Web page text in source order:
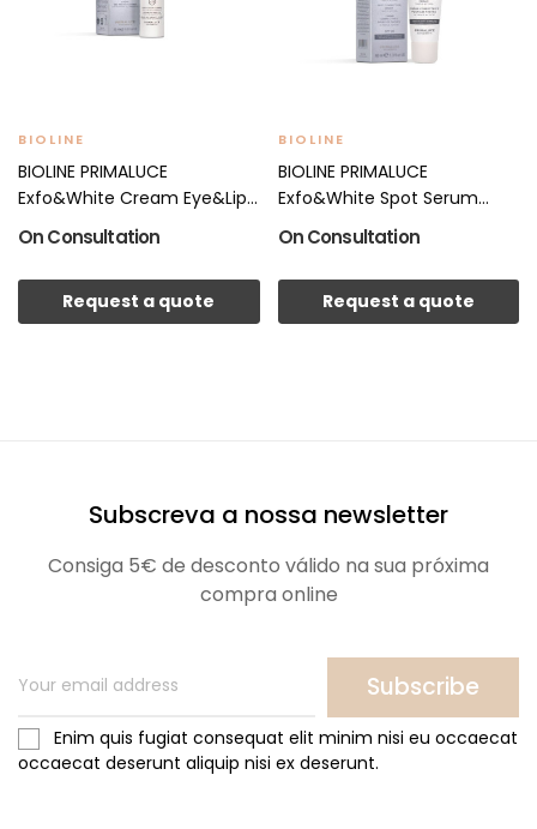
BIOLINE
BIOLINE PRIMALUCE
Exfo&White Cream Eye&Lip...
On Consultation
Request a quote
BIOLINE
BIOLINE PRIMALUCE
Exfo&White Spot Serum...
On Consultation
Request a quote
Subscreva a nossa newsletter
Consiga 5€ de desconto válido na sua próxima
compra online
Subscribe
Enim quis fugiat consequat elit minim nisi eu occaecat
occaecat deserunt aliquip nisi ex deserunt.